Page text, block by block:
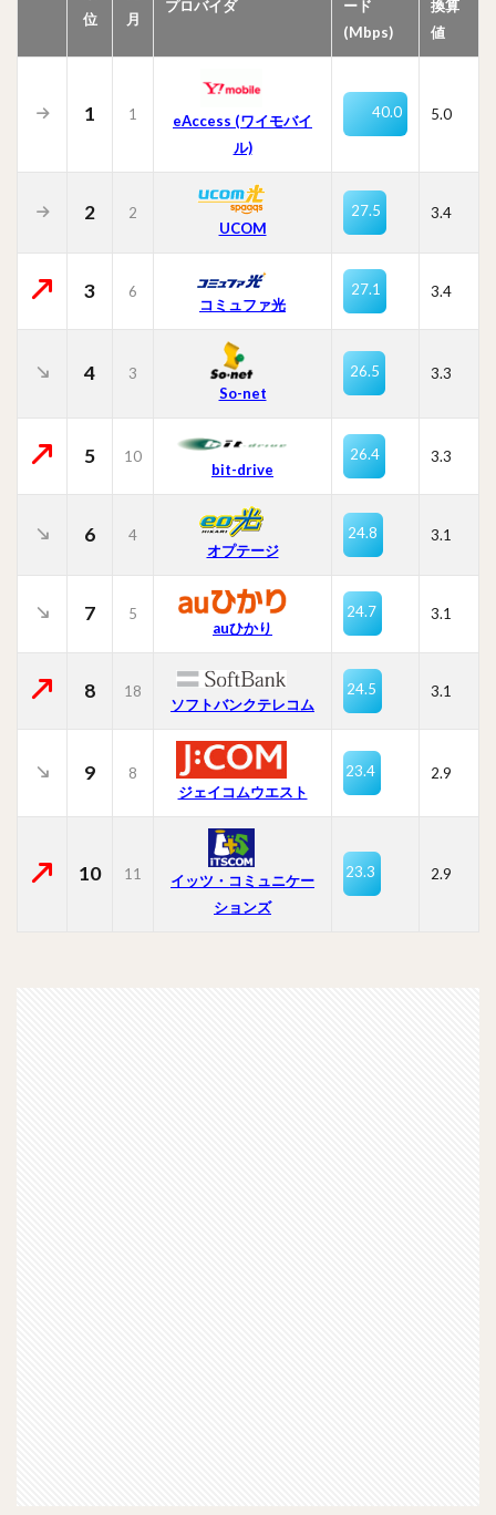
位
月
プロバイダ
ード
(Mbps)
換算
値
1 1
eAccess (ワイモバイ
ル)
40.0 5.0
2
2
UCOM
27.5 3.4
3 6
コミュファ光
27.1 3.4
4
3
So-net
26.5 3.3
5 10
bit-drive
26.4 3.3
6
4
オプテージ
24.8 3.1
7
5
auひかり
24.7 3.1
8 18
ソフトバンクテレコム
24.5 3.1
9
8
ジェイコムウエスト
23.4 2.9
10 11
イッツ・コミュニケー
ションズ
23.3 2.9